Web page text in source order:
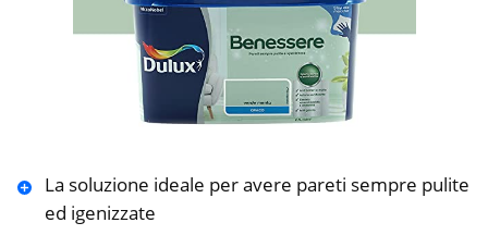
La soluzione ideale per avere pareti sempre pulite
ed igenizzate